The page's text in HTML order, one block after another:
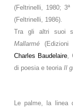
(Feltrinelli, 1980;
(Feltrinelli, 1986).
Tra gli altri suoi
Mallarmé (Edizioni
Charles Baudelaire
di poesia e teoriaIl
Le palme, la linea